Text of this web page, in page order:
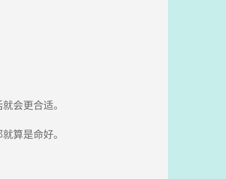
会更合适。
算是命好。